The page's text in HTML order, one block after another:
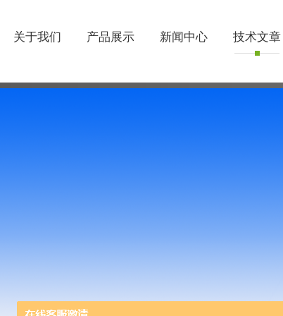
关于我们 产品展示 新闻中心 技术文章